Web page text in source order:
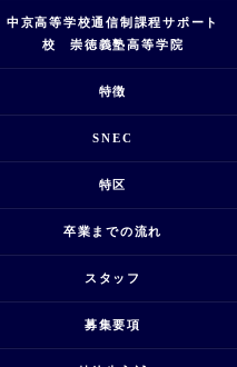
中京高等学校通信制課程サポート
校 崇徳義塾高等学院
特徴
SNEC
特区
卒業までの流れ
スタッフ
募集要項